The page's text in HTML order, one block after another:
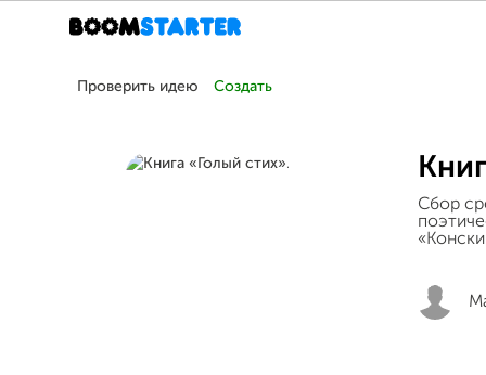
Проверить идею Создать
Сбор